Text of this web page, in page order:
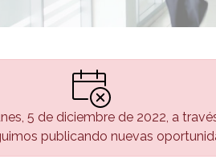
5 de diciembre de 2022, a
publicando nuevas